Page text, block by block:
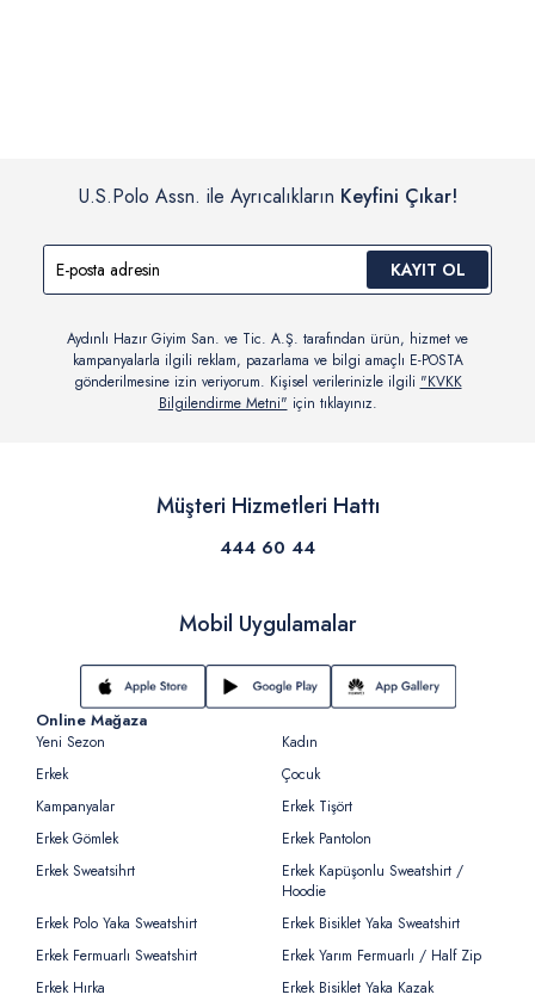
U.S.Polo Assn. ile Ayrıcalıkların Keyfini Çıkar!
KAYIT OL
Aydınlı Hazır Giyim San. ve Tic. A.Ş. tarafından ürün, hizmet ve
kampanyalarla ilgili reklam, pazarlama ve bilgi amaçlı E-POSTA
gönderilmesine izin veriyorum. Kişisel verilerinizle ilgili "KVKK
Bilgilendirme Metni" için tıklayınız.
Müşteri Hizmetleri Hattı
444 60 44
Mobil Uygulamalar
Online Mağaza
Yeni Sezon
Kadın
Erkek
Çocuk
Kampanyalar
Erkek Tişört
Erkek Gömlek
Erkek Pantolon
Erkek Sweatsihrt
Erkek Kapüşonlu Sweatshirt /
Hoodie
Erkek Polo Yaka Sweatshirt
Erkek Bisiklet Yaka Sweatshirt
Erkek Fermuarlı Sweatshirt
Erkek Yarım Fermuarlı / Half Zip
Erkek Hırka
Erkek Bisiklet Yaka Kazak